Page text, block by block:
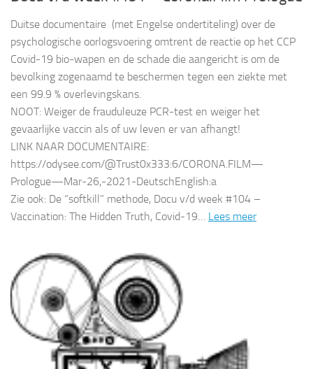
Duitse documentaire (met Engelse ondertiteling) over de
psychologische oorlogsvoering omtrent de reactie op het CCP
Covid-19 bio-wapen en de schade die aangericht is om de
bevolking zogenaamd te beschermen tegen een ziekte met
een 99.9 % overlevingskans.
NOOT: Weiger de frauduleuze PCR-test en weiger het
gevaarlijke vaccin als of uw leven er van afhangt!
LINK NAAR DOCUMENTAIRE:
https://odysee.com/@Trust0x333:6/CORONA.FILM—
Prologue—Mar-26,-2021-DeutschEnglish:a
Zie ook: De “softkill” methode, Docu v/d week #104 –
Vaccination: The Hidden Truth, Covid-19… Lees meer